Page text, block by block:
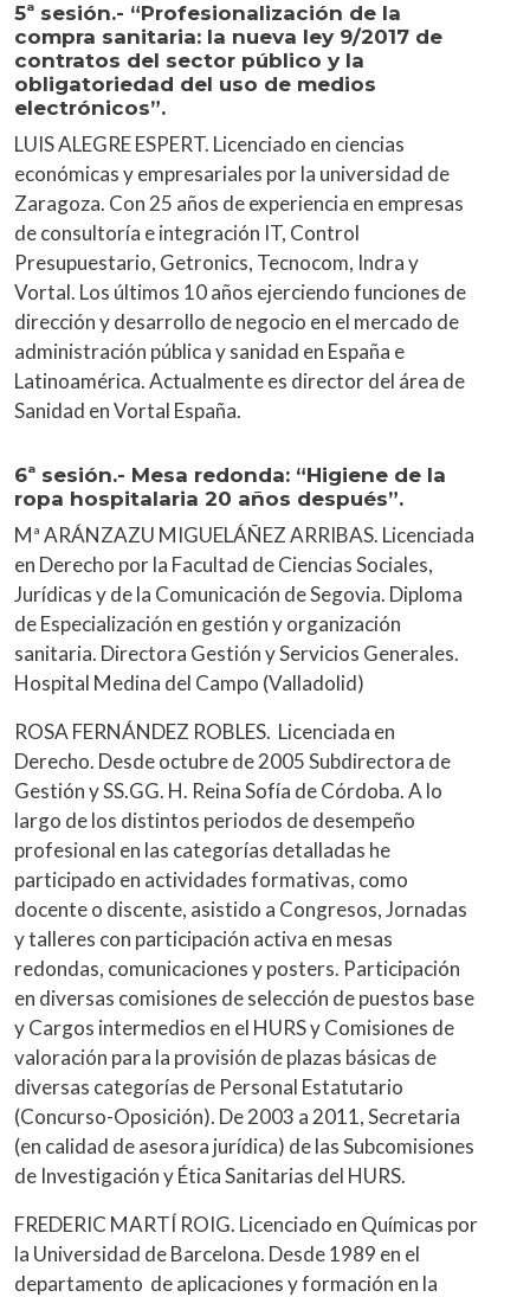
5ª sesión.- “Profesionalización de la
compra sanitaria: la nueva ley 9/2017 de
contratos del sector público y la
obligatoriedad del uso de medios
electrónicos”.
LUIS ALEGRE ESPERT. Licenciado en ciencias
económicas y empresariales por la universidad de
Zaragoza. Con 25 años de experiencia en empresas
de consultoría e integración IT, Control
Presupuestario, Getronics, Tecnocom, Indra y
Vortal. Los últimos 10 años ejerciendo funciones de
dirección y desarrollo de negocio en el mercado de
administración pública y sanidad en España e
Latinoamérica. Actualmente es director del área de
Sanidad en Vortal España.
6ª sesión.- Mesa redonda: “Higiene de la
ropa hospitalaria 20 años después”.
Mª ARÁNZAZU MIGUELÁÑEZ ARRIBAS. Licenciada
en Derecho por la Facultad de Ciencias Sociales,
Jurídicas y de la Comunicación de Segovia. Diploma
de Especialización en gestión y organización
sanitaria. Directora Gestión y Servicios Generales.
Hospital Medina del Campo (Valladolid)
ROSA FERNÁNDEZ ROBLES. Licenciada en
Derecho. Desde octubre de 2005 Subdirectora de
Gestión y SS.GG. H. Reina Sofía de Córdoba. A lo
largo de los distintos periodos de desempeño
profesional en las categorías detalladas he
participado en actividades formativas, como
docente o discente, asistido a Congresos, Jornadas
y talleres con participación activa en mesas
redondas, comunicaciones y posters. Participación
en diversas comisiones de selección de puestos base
y Cargos intermedios en el HURS y Comisiones de
valoración para la provisión de plazas básicas de
diversas categorías de Personal Estatutario
(Concurso-Oposición). De 2003 a 2011, Secretaria
(en calidad de asesora jurídica) de las Subcomisiones
de Investigación y Ética Sanitarias del HURS.
FREDERIC MARTÍ ROIG. Licenciado en Químicas por
la Universidad de Barcelona. Desde 1989 en el
departamento de aplicaciones y formación en la